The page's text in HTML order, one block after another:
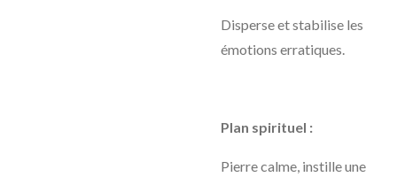
Disperse et stabilise les
émotions erratiques.
Plan spirituel :
Pierre calme, instille une